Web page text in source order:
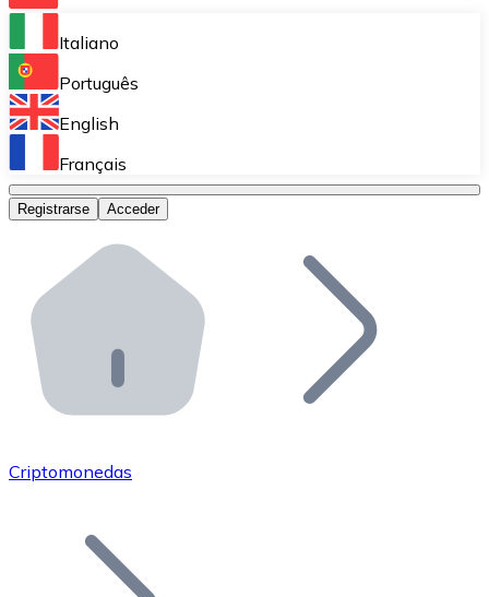
Bitnovo Ramp
Integra nuestra solución en tu plataforma.
Bitnovo Giftcards
Bitnovo OTC
Bitnovo ATM
Integra un ATM Bitnovo en tu negocio y permite que
Bitnovo API
Integra nuestra API en tu ecosistema.
Únete a nuestra red de distribuidores.
Añade tu proyecto a nuestro ecosistema.
Italiano
Português
English
Français
Registrarse Acceder
Criptomonedas